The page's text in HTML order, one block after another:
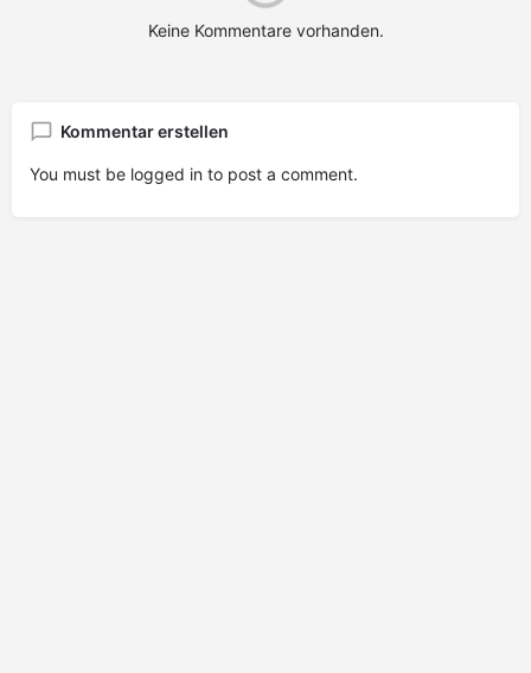
Keine Kommentare vorhanden.
Kommentar erstellen
You must be logged in to post a comment.